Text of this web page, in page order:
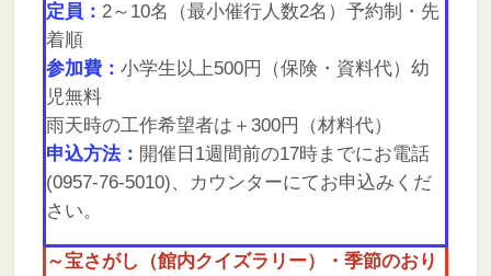
定員： 2～10名（最小催行人数2名）予約制・先
着順
参加費： 小学生以上500円（保険・資料代）幼
児無料
雨天時の工作希望者は＋300円（材料代）
申込方法： 開催日1週間前の17時までにお電話
(0957-76-5010)、カウンターにてお申込みくだ
さい。
～宝さがし（館内クイズラリー）・季節のおり